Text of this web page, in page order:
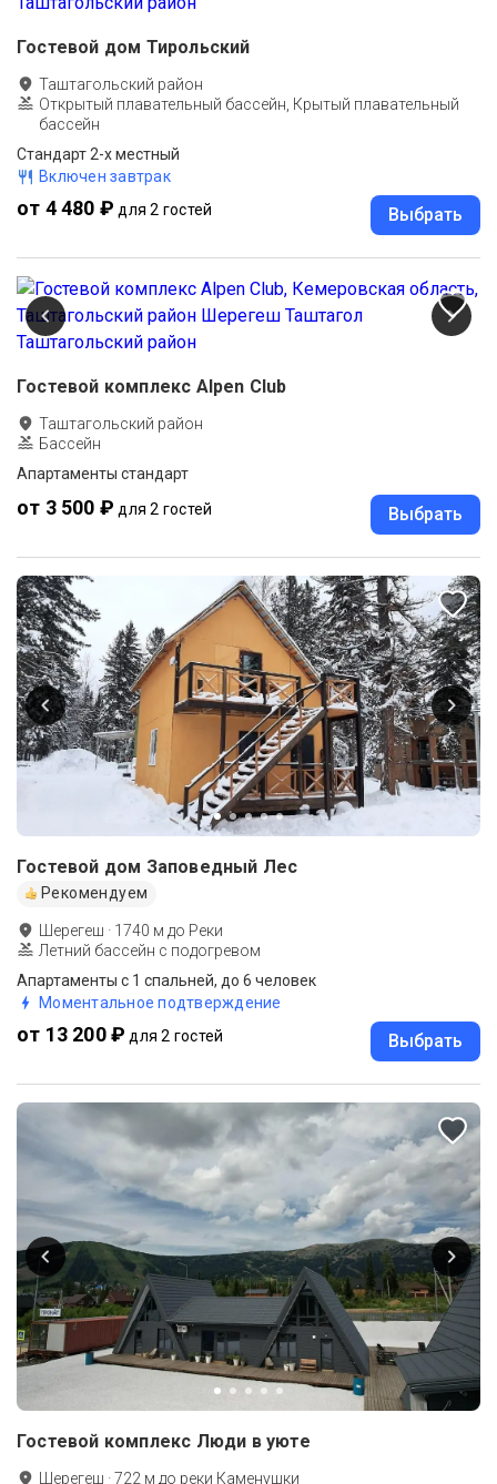
Гостевой дом Тирольский
Таштагольский район
Открытый плавательный бассейн, Крытый плавательный
бассейн
Стандарт 2-х местный
Включен завтрак
от 4 480 ₽ для 2 гостей Выбрать
Гостевой комплекс Alpen Club
Таштагольский район
Бассейн
Апартаменты стандарт
от 3 500 ₽ для 2 гостей Выбрать
Гостевой дом Заповедный Лес
Рекомендуем
Шерегеш · 1740 м до Реки
Летний бассейн с подогревом
Апартаменты c 1 спальней, до 6 человек
Моментальное подтверждение
от 13 200 ₽ для 2 гостей Выбрать
Гостевой комплекс Люди в уюте
Шерегеш ·722 м до реки Каменушки